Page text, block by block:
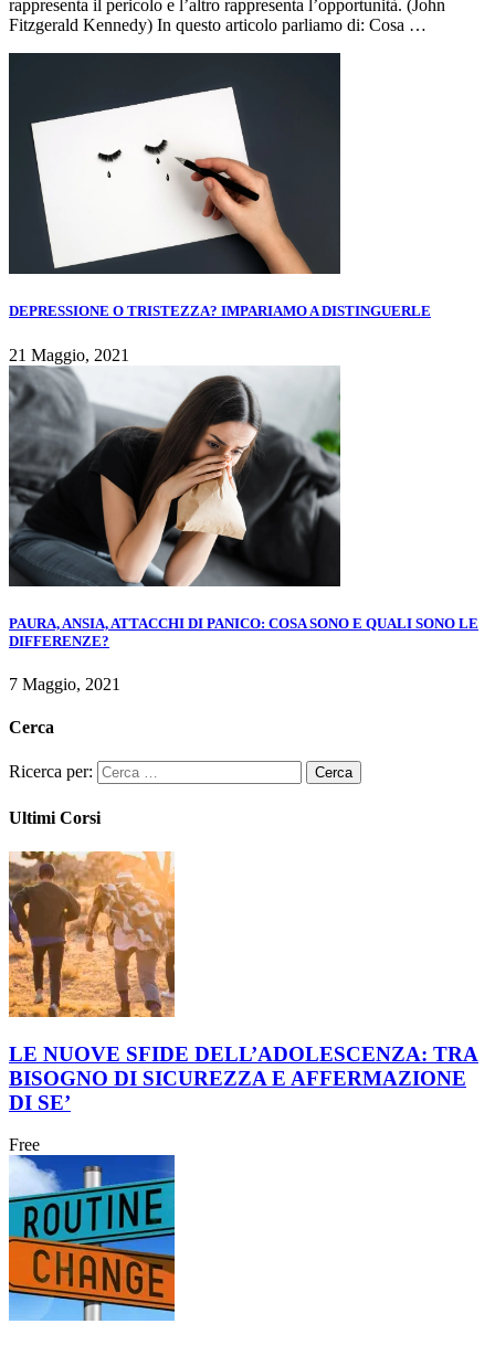
rappresenta il pericolo e l’altro rappresenta l’opportunità. (John
Fitzgerald Kennedy) In questo articolo parliamo di: Cosa …
DEPRESSIONE O TRISTEZZA? IMPARIAMO A DISTINGUERLE
21 Maggio, 2021
PAURA, ANSIA, ATTACCHI DI PANICO: COSA SONO E QUALI SONO LE
DIFFERENZE?
7 Maggio, 2021
Cerca
Ricerca per:
Ultimi Corsi
LE NUOVE SFIDE DELL’ADOLESCENZA: TRA
BISOGNO DI SICUREZZA E AFFERMAZIONE
DI SE’
Free